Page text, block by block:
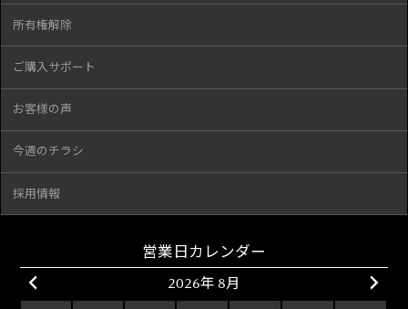
所有権解除
ご購入サポート
お客様の声
今週のチラシ
採用情報
営業日カレンダー
2026年 8月